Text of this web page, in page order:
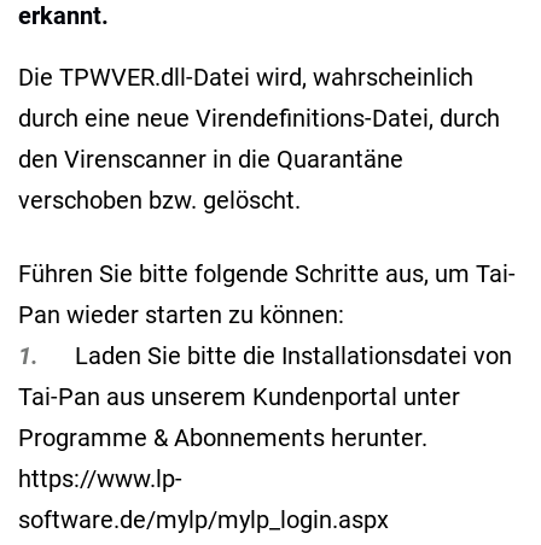
erkannt.
Die TPWVER.dll-Datei wird, wahrscheinlich
durch eine neue Virendefinitions-Datei, durch
den Virenscanner in die Quarantäne
verschoben bzw. gelöscht.
Führen Sie bitte folgende Schritte aus, um Tai-
Pan wieder starten zu können:
1.
Laden Sie bitte die Installationsdatei von
Tai-Pan aus unserem Kundenportal unter
Programme & Abonnements herunter.
https://www.lp-
software.de/mylp/mylp_login.aspx